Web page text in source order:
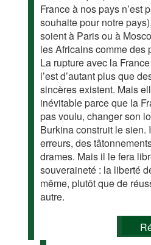
France à nos pays n’est
souhaite pour notre
soient à Paris ou à
les Africains comme des
La rupture avec la
l’est d’autant plus que
sincères existent. Mais
inévitable parce que la
pas voulu, changer son
Burkina construit le sien.
erreurs, des
drames. Mais il le fera
souveraineté : la liberté
même, plutôt que de
autre.